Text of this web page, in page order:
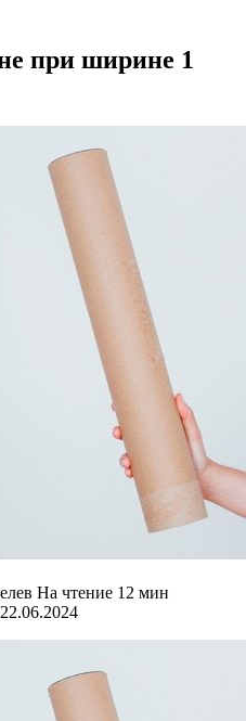
при ширине 1
На чтение 12 мин
22.06.2024